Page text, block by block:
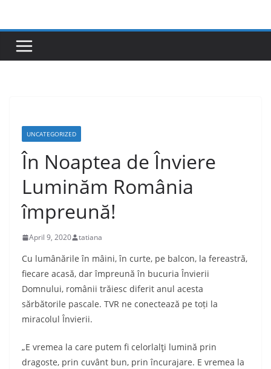
content
UNCATEGORIZED
În Noaptea de Înviere
Luminăm România
împreună!
April 9, 2020 tatiana
Cu lumânările în mâini, în curte, pe balcon, la fereastră,
fiecare acasă, dar împreună în bucuria Învierii
Domnului, românii trăiesc diferit anul acesta
sărbătorile pascale. TVR ne conectează pe toți la
miracolul Învierii.
„E vremea la care putem fi celorlalţi lumină prin
dragoste, prin cuvânt bun, prin încurajare. E vremea la